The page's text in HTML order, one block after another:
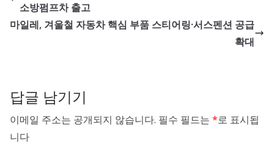
소방펌프차 출고
마일레, 겨울철 자동차 핵심 부품 스티어링·서스펜션 공급
확대
답글 남기기
이메일 주소는 공개되지 않습니다. 필수 필드는 *로 표시됩
니다